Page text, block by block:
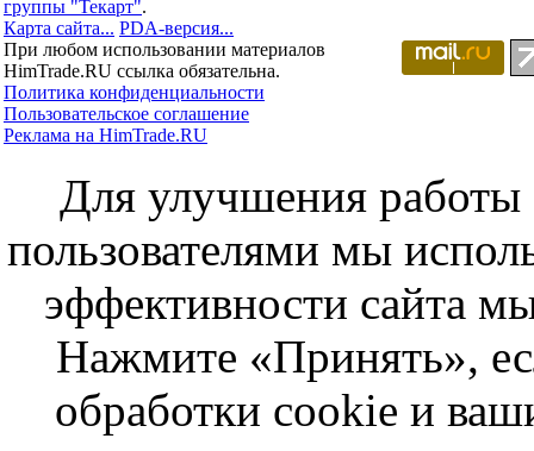
группы "Текарт".
Карта сайта... PDA-версия...
При любом использовании материалов
HimTrade.RU ссылка обязательна.
Политика конфиденциальности
Пользовательское соглашение
Реклама на HimTrade.RU
Для улучшения работы
пользователями мы
эффективности сайта
Нажмите «Принять»,
обработки cookie и